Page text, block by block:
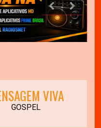
VIVA
GOSPEL